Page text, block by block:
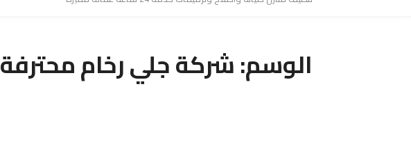
الوسم:شركة جلي رخام محترفة